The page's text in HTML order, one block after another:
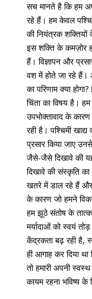
सच मानते है कि हम
रहे हैं। हम केवल
की नियंत्रक
इस शक्ति के कमज़ोर
हैं। विज्ञापन और
वश में होते जा रहे
का परिणाम क्या
चिंता का विषय है।
उपभोक्तावाद के
रही है। पश्चिमी खाद्य
प्रसार किया जाए
जैसे-जैसे दिखावे की
दिखावे की संस्कृति
खतरे में डाल रहे हैं और
के कारण जो हमने
हम झूठे संतोष के
मर्यादाओं को स्वयं
केंद्रकता बढ़ रही है,
ही आगाह कर दिया
तो हमारी अपनी
कायम रहना भविष्य के